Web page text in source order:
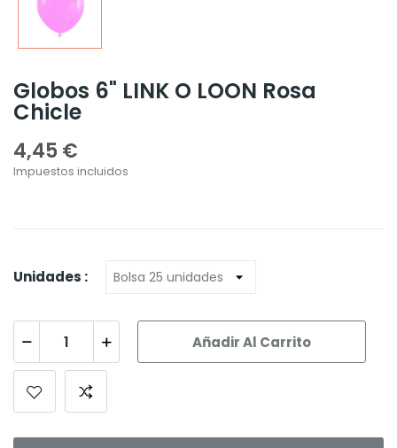
Globos 6" LINK O LOON Rosa
Chicle
4,45 €
Impuestos incluidos
Unidades :
Añadir Al Carrito